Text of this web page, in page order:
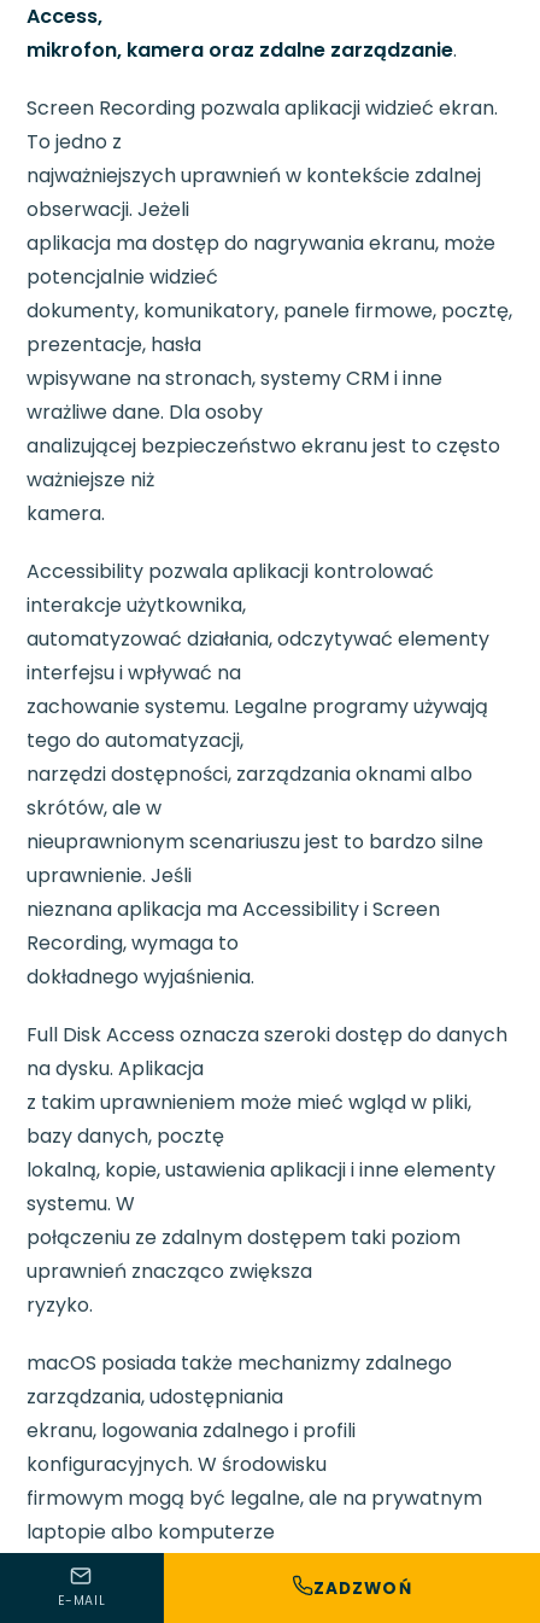
Access,
mikrofon, kamera oraz zdalne zarządzanie.
Screen Recording pozwala aplikacji widzieć ekran.
To jedno z
najważniejszych uprawnień w kontekście zdalnej
obserwacji. Jeżeli
aplikacja ma dostęp do nagrywania ekranu, może
potencjalnie widzieć
dokumenty, komunikatory, panele firmowe, pocztę,
prezentacje, hasła
wpisywane na stronach, systemy CRM i inne
wrażliwe dane. Dla osoby
analizującej bezpieczeństwo ekranu jest to często
ważniejsze niż
kamera.
Accessibility pozwala aplikacji kontrolować
interakcje użytkownika,
automatyzować działania, odczytywać elementy
interfejsu i wpływać na
zachowanie systemu. Legalne programy używają
tego do automatyzacji,
narzędzi dostępności, zarządzania oknami albo
skrótów, ale w
nieuprawnionym scenariuszu jest to bardzo silne
uprawnienie. Jeśli
nieznana aplikacja ma Accessibility i Screen
Recording, wymaga to
dokładnego wyjaśnienia.
Full Disk Access oznacza szeroki dostęp do danych
na dysku. Aplikacja
z takim uprawnieniem może mieć wgląd w pliki,
bazy danych, pocztę
lokalną, kopie, ustawienia aplikacji i inne elementy
systemu. W
połączeniu ze zdalnym dostępem taki poziom
uprawnień znacząco zwiększa
ryzyko.
macOS posiada także mechanizmy zdalnego
zarządzania, udostępniania
ekranu, logowania zdalnego i profili
konfiguracyjnych. W środowisku
firmowym mogą być legalne, ale na prywatnym
laptopie albo komputerze
użytkownika, który nie rozumie ich obecności,
powinny wzbudzić uwagę.
E-MAIL
ZADZWOŃ